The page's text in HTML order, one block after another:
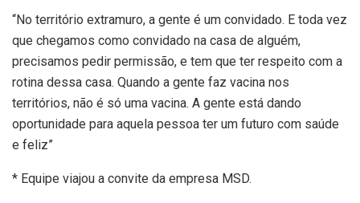
“No território extramuro, a gente é um convidado. E toda vez
que chegamos como convidado na casa de alguém,
precisamos pedir permissão, e tem que ter respeito com a
rotina dessa casa. Quando a gente faz vacina nos
territórios, não é só uma vacina. A gente está dando
oportunidade para aquela pessoa ter um futuro com saúde
e feliz”
* Equipe viajou a convite da empresa MSD.